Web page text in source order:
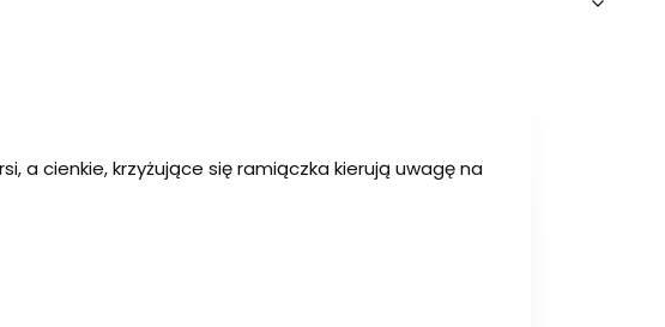
a cienkie, krzyżujące się ramiączka kierują uwagę na